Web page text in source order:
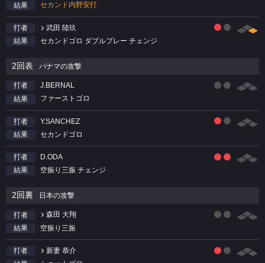
結果
セカンド内野安打
打者
武田 陸玖
結果
セカンドゴロ ダブルプレー チェンジ
2回表 パナマの攻撃
打者
J.BERNAL
結果
ファーストゴロ
打者
Y.SANCHEZ
結果
セカンドゴロ
打者
D.ODA
結果
空振り三振 チェンジ
2回裏 日本の攻撃
打者
森田 大翔
結果
空振り三振
打者
新妻 恭介